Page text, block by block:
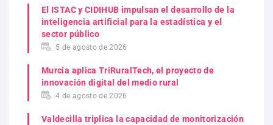
El ISTAC y CIDIHUB impulsan el desarrollo de la
inteligencia artificial para la estadística y el
sector público
5 de agosto de 2026
Murcia aplica TriRuralTech, el proyecto de
innovación digital del medio rural
4 de agosto de 2026
Valdecilla triplica la capacidad de monitorización